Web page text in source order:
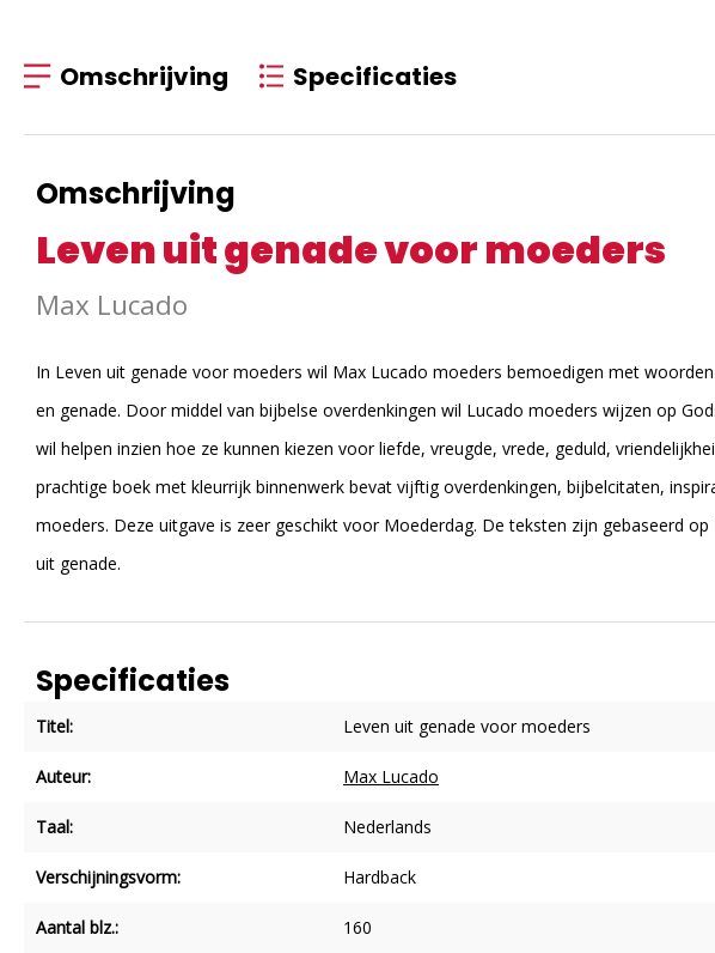
Omschrijving Specificaties
Omschrijving
Leven uit genade voor moeders
Max Lucado
In Leven uit genade voor moeders wil Max Lucado moeders bemoedigen met
en genade. Door middel van bijbelse overdenkingen wil Lucado moeders wijzen op
wil helpen inzien hoe ze kunnen kiezen voor liefde, vreugde, vrede, geduld,
prachtige boek met kleurrijk binnenwerk bevat vijftig overdenkingen, bijbelcitaten,
moeders. Deze uitgave is zeer geschikt voor Moederdag. De teksten zijn gebaseerd
uit genade.
Specificaties
Titel: Leven uit genade voor moeders
Auteur: Max Lucado
Taal: Nederlands
Verschijningsvorm: Hardback
Aantal blz.: 160